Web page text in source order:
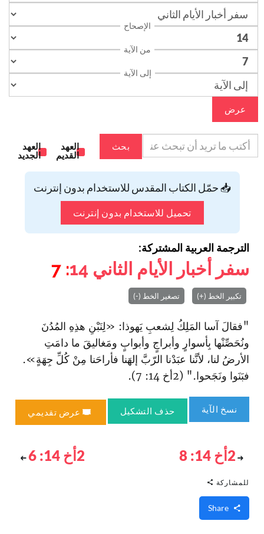
الإصحاح
من الآية
إلى الآية
عرض
بحث
العهد
القديم
العهد
الجديد
📥 حمّل الكتاب المقدس للاستخدام بدون إنترنت
تحميل للاستخدام بدون إنترنت
الترجمة العربية المشتركة:
سفر أخبار الأيام الثاني 14
: 7
تكبير الخط (+) تصغير الخط (-)
"فقالَ آسا المَلِكُ لِشعبِ يَهوذا: «لِنَبْنِ هذِهِ المُدُنَ
ونُحَصِّنْها بِأسوارٍ وأبراجٍ وأبوابٍ ومَغاليقَ ما دامَتِ
الأرضُ لنا، لأنَّنا عبَدْنا الرّبَّ إلهَنا فأراحَنا مِنْ كُلِّ جِهَةٍ».
فبَنَوا ونَجَحوا." (2أخ 14: 7).
نسخ الآية حذف التشكيل عرض تقديمي
2أخ 14: 8 2أخ 14: 6
للمشاركة